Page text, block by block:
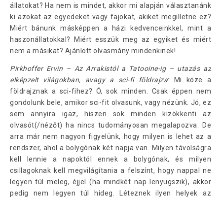
állatokat? Ha nem is mindet, akkor mi alapján választanánk
ki azokat az egyedeket vagy fajokat, akiket megilletne ez?
Miért bánunk másképpen a házi kedvenceinkkel, mint a
haszonállatokkal? Miért esszük meg az egyiket és miért
nem a másikat? Ajánlott olvasmány mindenkinek!
Pirkhoffer Ervin – Az Arrakistól a Tatooine-ig – utazás az
elképzelt világokban, avagy a sci-fi földrajza: Mi köze a
földrajznak a sci-fihez? Ó, sok minden. Csak éppen nem
gondolunk bele, amikor sci-fit olvasunk, vagy nézünk. Jó, ez
sem annyira igaz, hiszen sok minden kizökkenti az
olvasót(/nézőt) ha nincs tudományosan megalapozva. De
arra már nem nagyon figyelünk, hogy milyen is lehet az a
rendszer, ahol a bolygónak két napja van. Milyen távolságra
kell lennie a napoktól ennek a bolygónak, és milyen
csillagoknak kell megvilágítania a felszínt, hogy nappal ne
legyen túl meleg, éjjel (ha mindkét nap lenyugszik), akkor
pedig nem legyen túl hideg. Léteznek ilyen helyek az